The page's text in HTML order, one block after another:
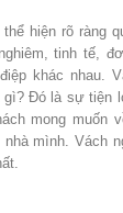
hiện rõ ràng
tinh tế,
khác nhau.
Đó là sự tiện
mong muốn
mình. Vách